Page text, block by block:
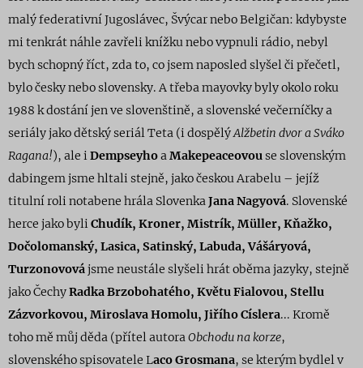
malý federativní Jugoslávec, Švýcar nebo Belgičan: kdybyste
mi tenkrát náhle zavřeli knížku nebo vypnuli rádio, nebyl
bych schopný říct, zda to, co jsem naposled slyšel či přečetl,
bylo česky nebo slovensky. A třeba mayovky byly okolo roku
1988 k dostání jen ve slovenštině, a slovenské večerníčky a
seriály jako dětský seriál Teta (i dospělýAlžbetin dvoraSváko
Ragana!), ale iDempseyhoaMakepeaceovouse slovenským
dabingem jsme hltali stejně, jako českou Arabelu – jejíž
titulní roli notabene hrála SlovenkaJana Nagyová. Slovenské
herce jako byliChudík, Kroner, Mistrík, Müller, Kňažko,
Dočolomanský, Lasica, Satinský, Labuda, Vášáryová,
Turzonovovájsme neustále slyšeli hrát oběma jazyky, stejně
jako ČechyRadka Brzobohatého, Květu Fialovou, Stellu
Zázvorkovou, Miroslava Homolu, Jiřího Císlera... Kromě
toho mě můj děda (přítel autoraObchodu na korze,
slovenského spisovatele Laco Grosmana, se kterým bydlel v